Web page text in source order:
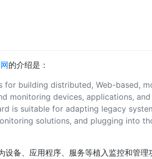
的介绍是：
building distributed, Web-based,
monitoring devices, applications,
is suitable for adapting legacy
solutions, and plugging into
备、应用程序、服务等植入监控和管理